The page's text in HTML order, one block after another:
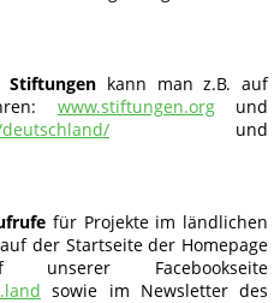
Stiftungen kann man z.B. auf
www.stiftungen.orgund
und
für Projekte im ländlichen
der Startseite der Homepage
Facebookseite
sowie im Newsletter des